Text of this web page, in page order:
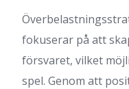
fokuserar på att
försvaret, vilket
spel. Genom att